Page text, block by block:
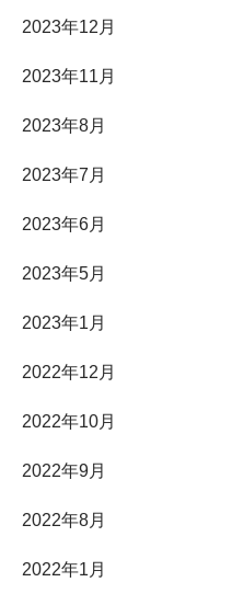
2023年12月
2023年11月
2023年8月
2023年7月
2023年6月
2023年5月
2023年1月
2022年12月
2022年10月
2022年9月
2022年8月
2022年1月